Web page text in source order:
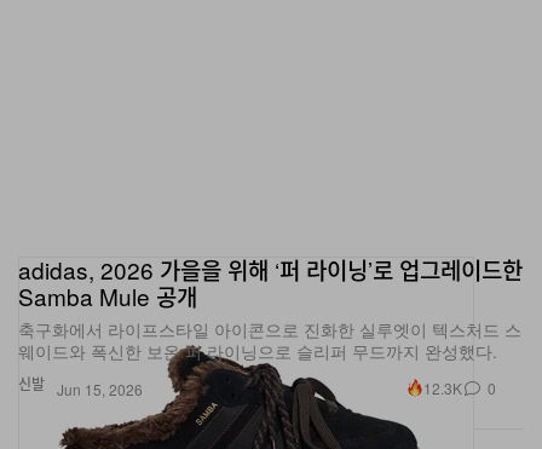
신발
adidas, 2026 가을을 위해 ‘퍼 라이닝’로 업그레이드한
Samba Mule 공개
축구화에서 라이프스타일 아이콘으로 진화한 실루엣이 텍스처드 스
웨이드와 폭신한 보온 퍼 라이닝으로 슬리퍼 무드까지 완성했다.
Jun 15, 2026 12.3K 0